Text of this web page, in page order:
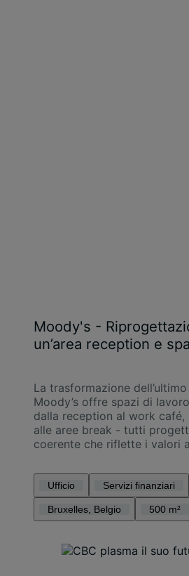
Moody's -
un’area reception e
La trasformazione
Moody’s offre spazi di
dalla reception al work café,
alle aree break - tutti
coerente che riflette i valori
Ufficio Servizi finanziari
Bruxelles, Belgio 500 m²